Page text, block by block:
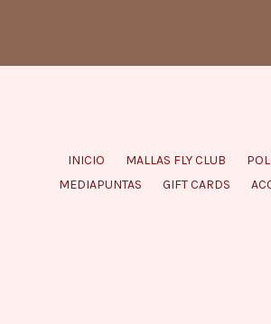
INICIO MALLAS FLY CLUB
MEDIAPUNTAS
GIFT CARDS